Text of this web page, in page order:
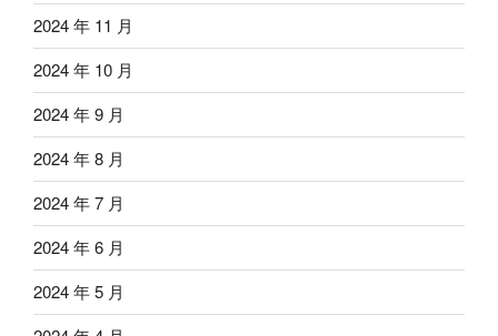
2024 年 11 月
2024 年 10 月
2024 年 9 月
2024 年 8 月
2024 年 7 月
2024 年 6 月
2024 年 5 月